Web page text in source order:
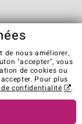
Cookies
du contrat
de nous améliorer,
"accepter", vous
de cookies ou
Pour plus
confidentialité .